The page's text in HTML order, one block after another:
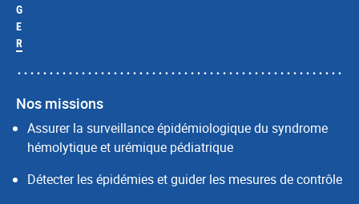
G
E
R
Nos missions
Assurer la surveillance épidémiologique du syndrome
hémolytique et urémique pédiatrique
Détecter les épidémies et guider les mesures de contrôle